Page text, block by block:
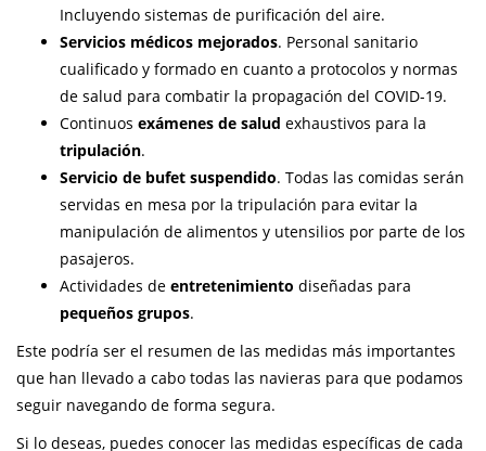
Incluyendo sistemas de purificación del aire.
Servicios médicos mejorados. Personal sanitario
cualificado y formado en cuanto a protocolos y normas
de salud para combatir la propagación del COVID-19.
Continuos exámenes de salud exhaustivos para la
tripulación.
Servicio de bufet suspendido. Todas las comidas serán
servidas en mesa por la tripulación para evitar la
manipulación de alimentos y utensilios por parte de los
pasajeros.
Actividades de entretenimiento diseñadas para
pequeños grupos.
Este podría ser el resumen de las medidas más importantes
que han llevado a cabo todas las navieras para que podamos
seguir navegando de forma segura.
Si lo deseas, puedes conocer las medidas específicas de cada